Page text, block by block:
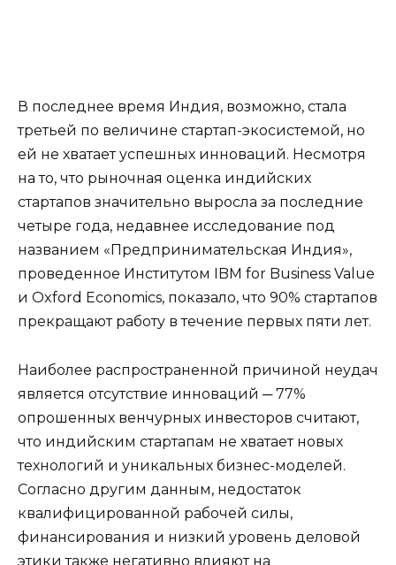
В последнее время Индия, возможно, стала
третьей по величине стартап-экосистемой, но
ей не хватает успешных инноваций. Несмотря
на то, что рыночная оценка индийских
стартапов значительно выросла за последние
четыре года, недавнее исследование под
названием «Предпринимательская Индия»,
проведенное Институтом IBM for Business Value
и Oxford Economics, показало, что 90% стартапов
прекращают работу в течение первых пяти лет.
Наиболее распространенной причиной неудач
является отсутствие инноваций ─ 77%
опрошенных венчурных инвесторов считают,
что индийским стартапам не хватает новых
технологий и уникальных бизнес-моделей.
Согласно другим данным, недостаток
квалифицированной рабочей силы,
финансирования и низкий уровень деловой
этики также негативно влияют на